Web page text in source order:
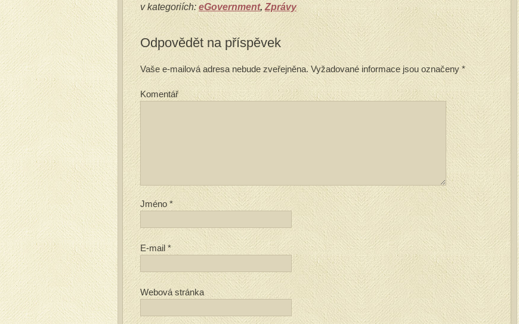
v kategoriích: eGovernment,Zprávy
Odpovědět na příspěvek
Vaše e-mailová adresa nebude zveřejněna.Vyžadované informace jsou označeny*
Komentář
Jméno*
E-mail *
Webová stránka